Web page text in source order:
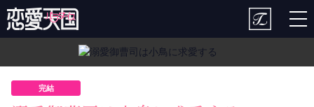
完結